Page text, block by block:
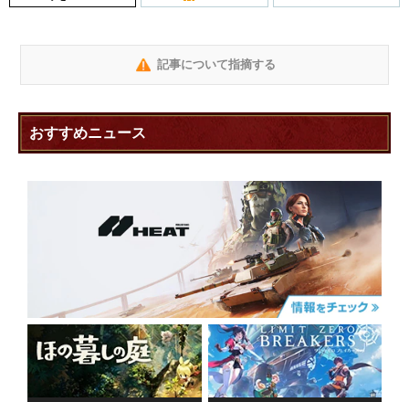
記事について指摘する
おすすめニュース